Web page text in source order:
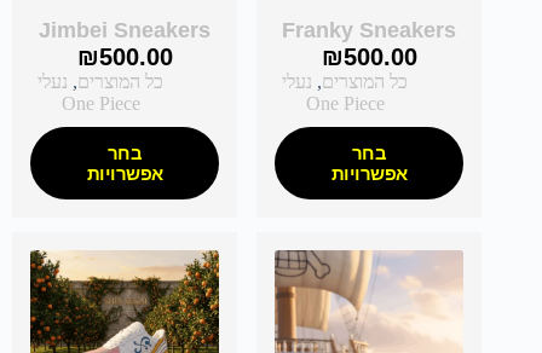
Franky Sneakers
₪500.00
כל המוצרים, נעלי
One Piece
בחר
אפשרויות
Jimbei Sneakers
₪500.00
כל המוצרים, נעלי
One Piece
בחר
אפשרויות